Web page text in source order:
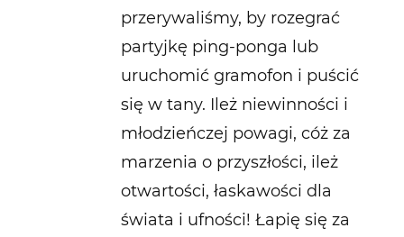
przerywaliśmy, by rozegrać
partyjkę ping-ponga lub
uruchomić gramofon i puścić
się w tany. Ileż niewinności i
młodzieńczej powagi, cóż za
marzenia o przyszłości, ileż
otwartości, łaskawości dla
świata i ufności! Łapię się za